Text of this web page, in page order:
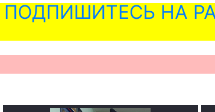
ПОДПИШИТЕСЬ НА